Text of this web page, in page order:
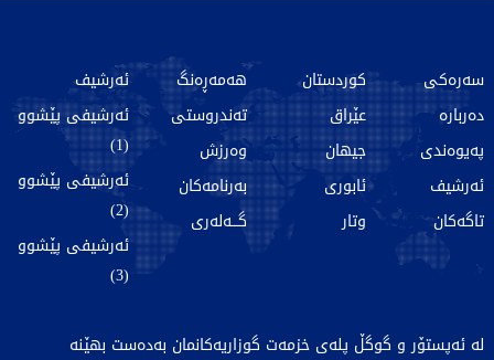
سەرەکی
دەربارە
پەیوەندی
ئەرشیف
تاگەکان
کوردستان
عێراق
جیهان
ئابوری
وتار
هەمەڕەنگ
تەندروستی
وەرزش
بەرنامەکان
گـــەلەری
ئەرشیف
ئەرشیفی پێشوو
(1)
ئەرشیفی پێشوو
(2)
ئەرشیفی پێشوو
(3)
لە ئەپستۆر و گوگڵ پلەی خزمەت گوزاریەکانمان بەدەست بهێنە